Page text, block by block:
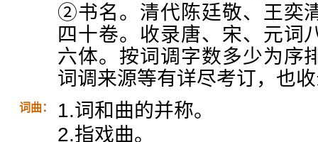
②书名。清代陈廷敬、王奕
四十卷。收录唐、宋、元词
六体。按词调字数多少为序
词调来源等有详尽考订，也
词曲：
1.词和曲的并称。
2.指戏曲。